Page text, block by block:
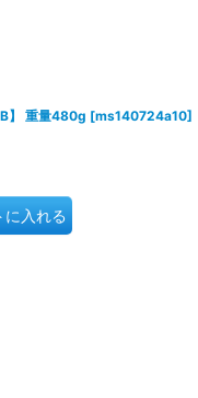
】 重量480g [ms140724a10]
に入れる